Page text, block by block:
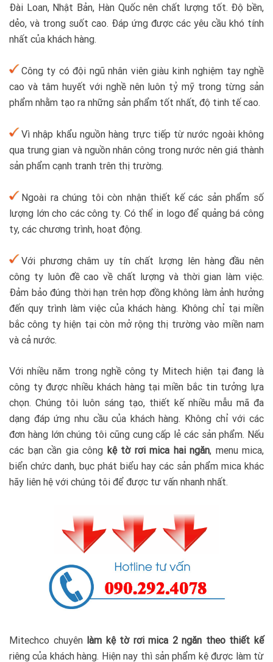
Đài Loan, Nhật Bản, Hàn Quốc nên chất lượng tốt. Độ bền,
dẻo, và trong suốt cao. Đáp ứng được các yêu cầu khó tính
nhất của khách hàng.
Công ty có đội ngũ nhân viên giàu kinh nghiệm tay nghề
cao và tâm huyết với nghề nên luôn tỷ mỹ trong từng sản
phẩm nhằm tạo ra những sản phẩm tốt nhất, độ tinh tế cao.
Vì nhập khẩu nguồn hàng trực tiếp từ nước ngoài không
qua trung gian và nguồn nhân công trong nước nên giá thành
sản phẩm cạnh tranh trên thị trường.
Ngoài ra chúng tôi còn nhận thiết kế các sản phẩm số
lượng lớn cho các công ty. Có thể in logo để quảng bá công
ty, các chương trình, hoạt động.
Với phương châm uy tín chất lượng lên hàng đầu nên
công ty luôn đề cao về chất lượng và thời gian làm việc.
Đảm bảo đúng thời hạn trên hợp đồng không làm ảnh hưởng
đến quy trình làm việc của khách hàng. Không chỉ tại miền
bắc công ty hiện tại còn mở rộng thị trường vào miền nam
và cả nước.
Với nhiều năm trong nghề công ty Mitech hiện tại đang là
công ty được nhiều khách hàng tại miền bắc tin tưởng lựa
chọn. Chúng tôi luôn sáng tạo, thiết kế nhiều mẫu mã đa
dạng đáp ứng nhu cầu của khách hàng. Không chỉ với các
đơn hàng lớn chúng tôi cũng cung cấp lẻ các sản phẩm. Nếu
các bạn cần gia công kệ tờ rơi mica hai ngăn, menu mica,
biển chức danh, bục phát biểu hay các sản phẩm mica khác
hãy liên hệ với chúng tôi để được tư vấn nhanh nhất.
Mitechco chuyên làm kệ tờ rơi mica 2 ngăn theo thiết kế
riêng của khách hàng. Hiện nay thì sản phẩm kệ được làm từ